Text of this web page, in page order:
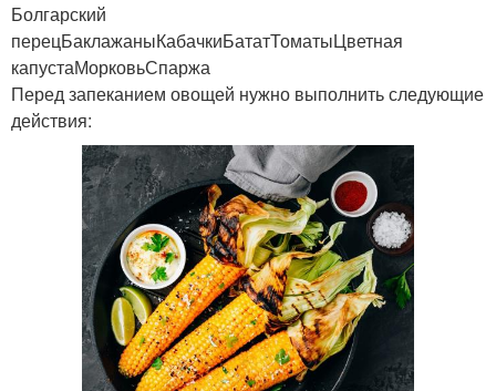
Болгарский
перецБаклажаныКабачкиБататТоматыЦветная
капустаМорковьСпаржа
Перед запеканием овощей нужно выполнить следующие
действия: